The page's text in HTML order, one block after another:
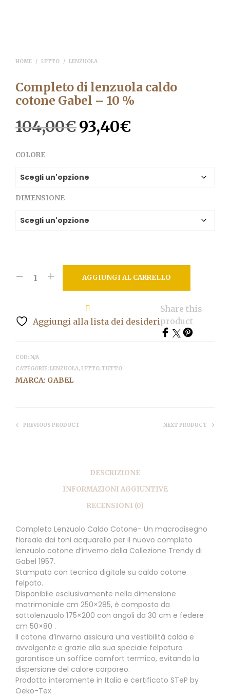
HOME / LETTO / LENZUOLA
Completo di lenzuola caldo
cotone Gabel – 10 %
104,00€ Il
era:
93,40€
COLORE
DIMENSIONE
AGGIUNGI AL CARRELLO
Aggiungi alla lista dei desideri
Share this
product
COD:N/A
CATEGORIE:LENZUOLA,LETTO,TUTTO
MARCA: GABEL
PREVIOUS PRODUCT NEXT PRODUCT
DESCRIZIONE
INFORMAZIONI AGGIUNTIVE
RECENSIONI (0)
Completo Lenzuolo Caldo Cotone- Un macrodisegno
floreale dai toni acquarello per il nuovo completo
lenzuolo cotone d’inverno della Collezione Trendy di
Gabel 1957.
Stampato con tecnica digitale su caldo cotone
felpato.
Disponibile esclusivamente nella dimensione
matrimoniale cm 250×285, è composto da
sottolenzuolo 175×200 con angoli da 30 cm e federe
cm 50×80 .
Il cotone d’inverno assicura una vestibilità calda e
avvolgente e grazie alla sua speciale felpatura
garantisce un soffice comfort termico, evitando la
dispersione del calore corporeo.
Prodotto interamente in Italia e certificato STeP by
Oeko-Tex